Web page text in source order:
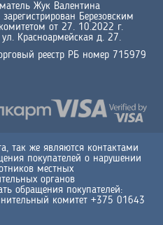
Жук Валентина
Березовским
от 27. 10.2022 г.
Красноармейская д. 27.
реестр РБ номер 715979
так же являются контактами
покупателей о нарушении
местных
органов
обращения покупателей:
комитет +375 01643